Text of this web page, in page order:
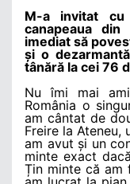
M-a invitat cu
canapeaua din
imediat să
și o
tânără la cei 76
Nu îmi mai
România o
am cântat de
Freire la
am avut și un
minte exact
Țin minte că am